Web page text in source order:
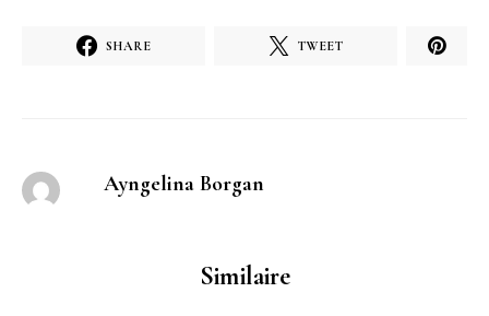
SHARE TWEET
Ayngelina Borgan
Similaire